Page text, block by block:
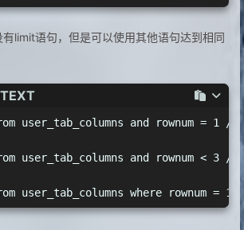
limit语句，但是可以使用其他语句达到相同
user_tab_columns and rownum = 1
user_tab_columns and rownum < 3 //
user_tab_columns where rownum = 1